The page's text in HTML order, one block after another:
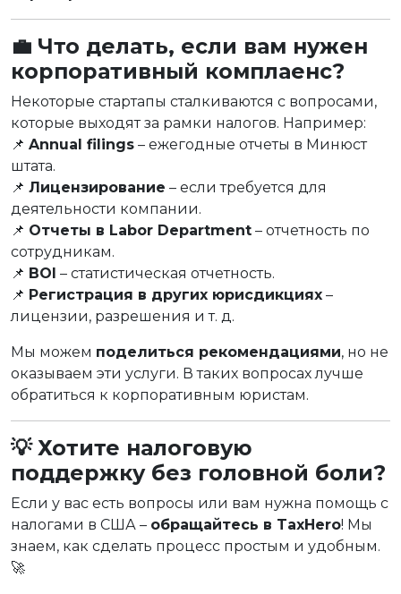
💼 Что делать, если вам нужен
корпоративный комплаенс?
Некоторые стартапы сталкиваются с вопросами,
которые выходят за рамки налогов. Например:
📌 Annual filings – ежегодные отчеты в Минюст
штата.
📌 Лицензирование – если требуется для
деятельности компании.
📌 Отчеты в Labor Department – отчетность по
сотрудникам.
📌 BOI – статистическая отчетность.
📌 Регистрация в других юрисдикциях –
лицензии, разрешения и т. д.
Мы можем поделиться рекомендациями, но не
оказываем эти услуги. В таких вопросах лучше
обратиться к корпоративным юристам.
💡 Хотите налоговую
поддержку без головной боли?
Если у вас есть вопросы или вам нужна помощь с
налогами в США – обращайтесь в TaxHero! Мы
знаем, как сделать процесс простым и удобным.
🚀